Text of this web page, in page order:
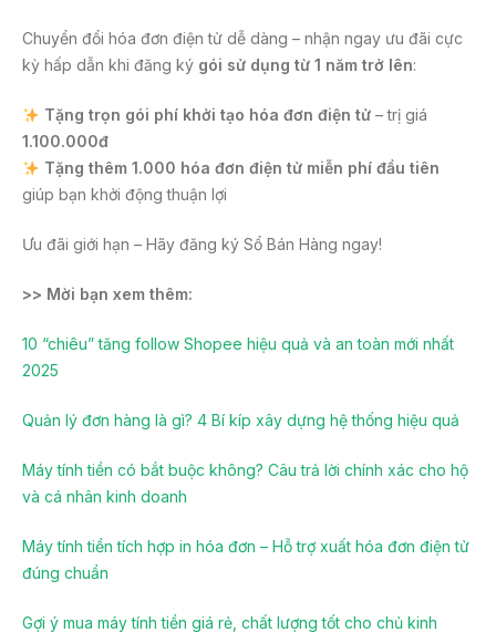
Chuyển đổi hóa đơn điện tử dễ dàng – nhận ngay ưu đãi cực
kỳ hấp dẫn khi đăng ký gói sử dụng từ 1 năm trở lên:
Tặng trọn gói phí khởi tạo hóa đơn điện tử– trị giá
1.100.000đ
Tặng thêm 1.000 hóa đơn điện tử miễn phí đầu tiên
giúp bạn khởi động thuận lợi
Ưu đãi giới hạn – Hãy đăng ký Sổ Bán Hàng ngay!
>> Mời bạn xem thêm:
10 “chiêu” tăng follow Shopee hiệu quả và an toàn mới nhất
2025
Quản lý đơn hàng là gì? 4 Bí kíp xây dựng hệ thống hiệu quả
Máy tính tiền có bắt buộc không? Câu trả lời chính xác cho hộ
và cá nhân kinh doanh
Máy tính tiền tích hợp in hóa đơn – Hỗ trợ xuất hóa đơn điện tử
đúng chuẩn
Gợi ý mua máy tính tiền giá rẻ, chất lượng tốt cho chủ kinh